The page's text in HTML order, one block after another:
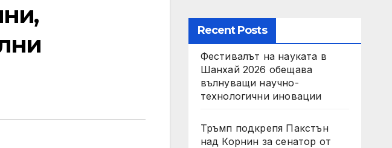
Recent Posts
Фестивалът на науката в
Шанхай 2026 обещава
вълнуващи научно-
технологични иновации
Тръмп подкрепя Пакстън
над Корнин за сенатор от